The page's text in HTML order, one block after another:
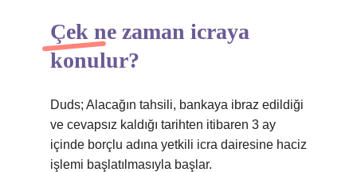
Çek ne zaman icraya
konulur?
Duds; Alacağın tahsili, bankaya ibraz edildiği
ve cevapsız kaldığı tarihten itibaren 3 ay
içinde borçlu adına yetkili icra dairesine haciz
işlemi başlatılmasıyla başlar.